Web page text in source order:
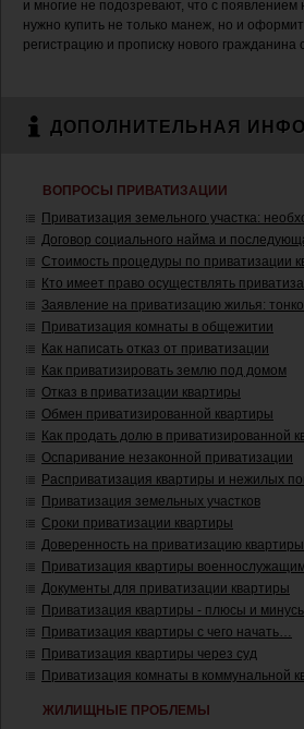
и многие не подозревают, что с появлением
нужно купить не только манеж, но и
регистрацию и прописку нового гражданина
ДОПОЛНИТЕЛЬНАЯ
ВОПРОСЫ ПРИВАТИЗАЦИИ
Приватизация земельного участка:
Договор социального найма и
Стоимость процедуры по приватизации
Кто имеет право осуществлять
Заявление на приватизацию жилья:
Приватизация комнаты в общежитии
Как написать отказ от приватизации
Как приватизировать землю под домом
Отказ в приватизации квартиры
Обмен приватизированной квартиры
Как продать долю в приватизированной
Оспаривание незаконной приватизации
Расприватизация квартиры и нежилых
Приватизация земельных участков
Сроки приватизации квартиры
Доверенность на приватизацию квартиры
Приватизация квартиры военнослужащим
Документы для приватизации квартиры
Приватизация квартиры - плюсы и
Приватизация квартиры с чего начать…
Приватизация квартиры через суд
Приватизация комнаты в коммунальной
ЖИЛИЩНЫЕ ПРОБЛЕМЫ